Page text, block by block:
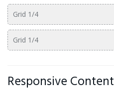
Grid 1/4
Grid 1/4
Responsive Content